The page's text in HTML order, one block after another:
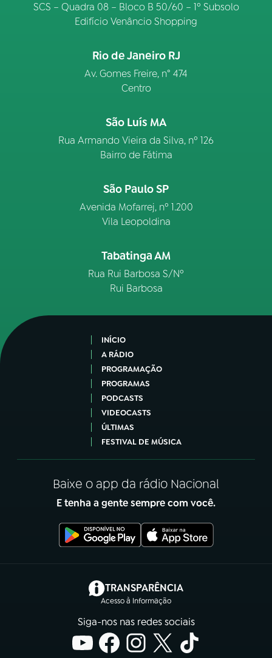
SCS – Quadra 08 – Bloco B 50/60 – 1º Subsolo
Edifício Venâncio Shopping
Rio de Janeiro RJ
Av. Gomes Freire, n° 474
Centro
São Luís MA
Rua Armando Vieira da Silva, nº 126
Bairro de Fátima
São Paulo SP
Avenida Mofarrej, nº 1.200
Vila Leopoldina
Tabatinga AM
Rua Rui Barbosa S/Nº
Rui Barbosa
INÍCIO
A RÁDIO
PROGRAMAÇÃO
PROGRAMAS
PODCASTS
VIDEOCASTS
ÚLTIMAS
FESTIVAL DE MÚSICA
Baixe o app da rádio Nacional
E tenha a gente sempre com você.
TRANSPARÊNCIA
Acesso à Informação
(abre em nova aba)
Siga-nos nas redes sociais